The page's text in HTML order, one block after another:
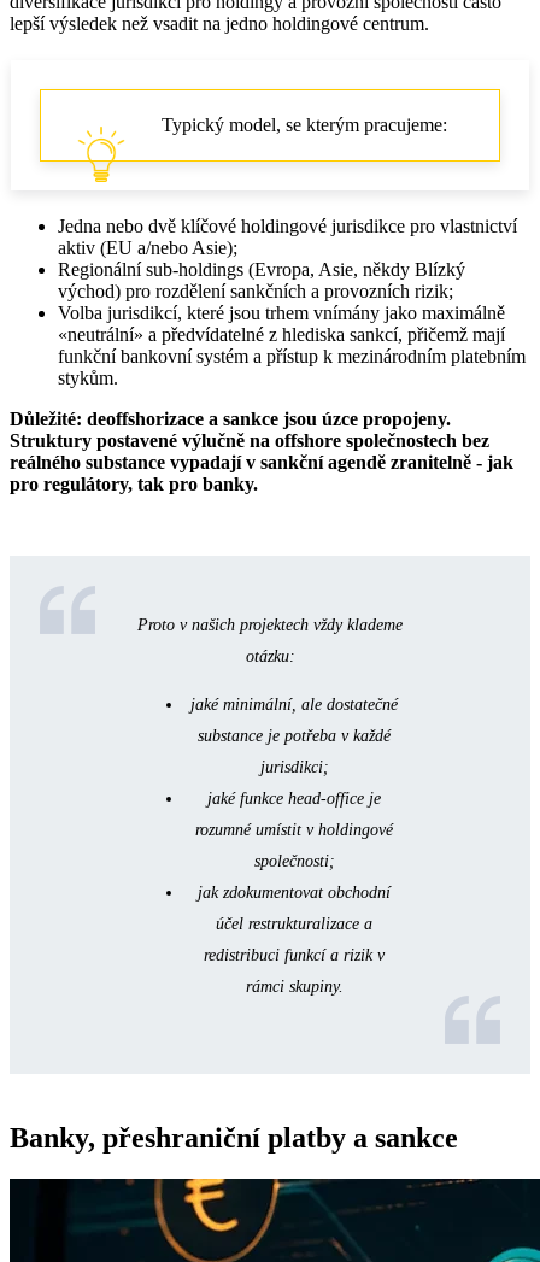
lepší výsledek než vsadit na jedno holdingové centrum.
Typický model, se kterým pracujeme:
Jedna nebo dvě klíčové holdingové jurisdikce pro vlastnictví
aktiv (EU a/nebo Asie);
Regionální sub‑holdings (Evropa, Asie, někdy Blízký
východ) pro rozdělení sankčních a provozních rizik;
Volba jurisdikcí, které jsou trhem vnímány jako maximálně
«neutrální» a předvídatelné z hlediska sankcí, přičemž mají
funkční bankovní systém a přístup k mezinárodním platebním
stykům.
Důležité: deoffshorizace a sankce jsou úzce propojeny.
Struktury postavené výlučně na offshore společnostech bez
reálného substance vypadají v sankční agendě zranitelně - jak
pro regulátory, tak pro banky.
Proto v našich projektech vždy klademe
otázku:
jaké minimální, ale dostatečné
substance je potřeba v každé
jurisdikci;
jaké funkce head‑office je
rozumné umístit v holdingové
společnosti;
jak zdokumentovat obchodní
účel restrukturalizace a
redistribuci funkcí a rizik v
rámci skupiny.
Banky, přeshraniční platby a sankce